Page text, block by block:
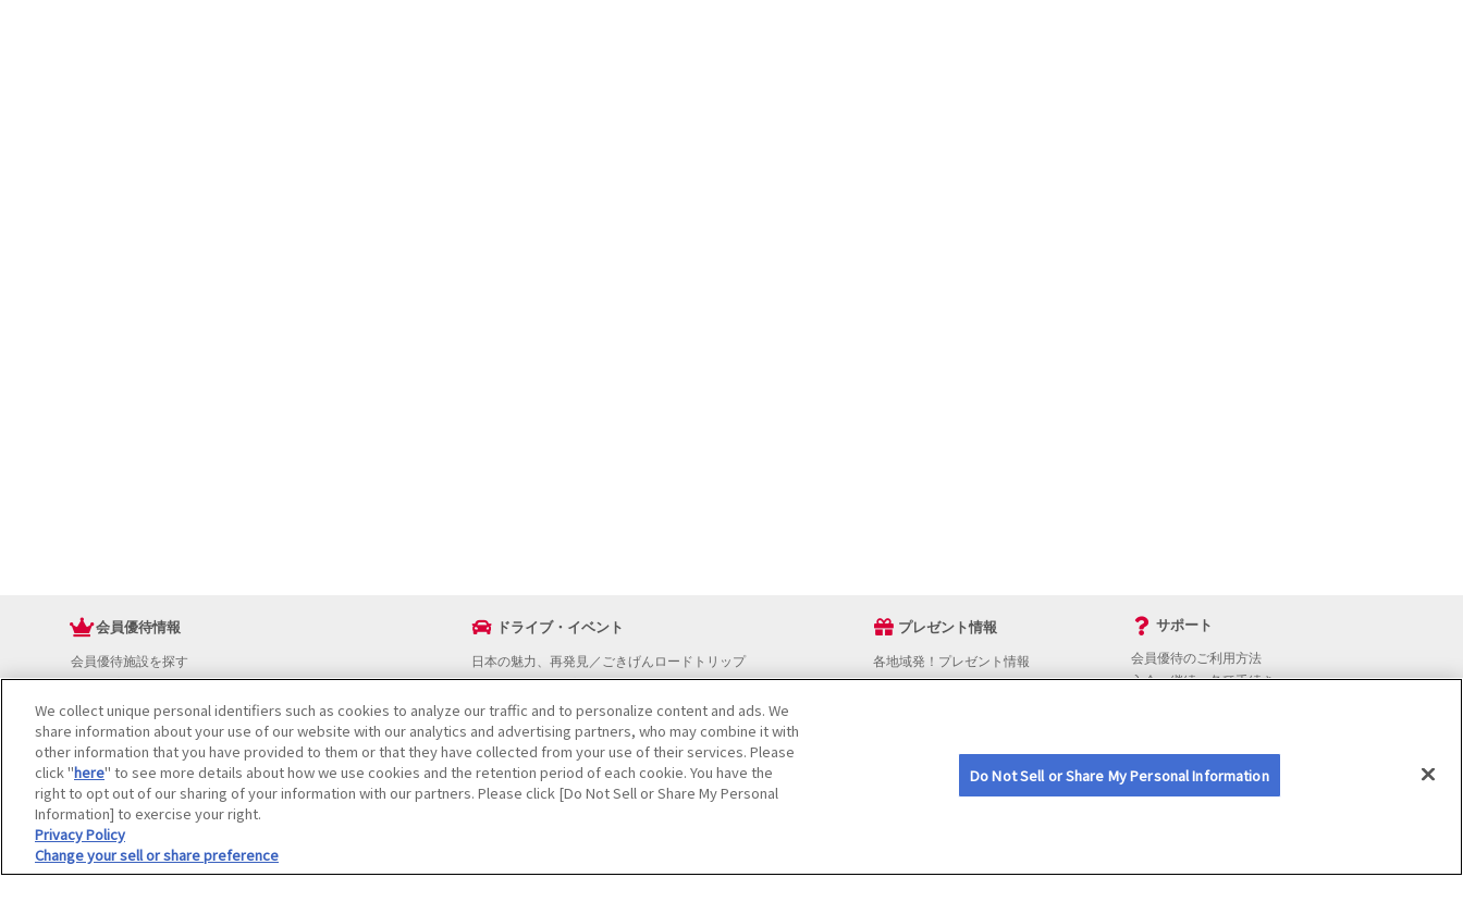
会員優待情報
会員優待施設を探す
JAFアプリ
新規優待施設
海外で使える会員優待サービス
JAFプレミアムサービス
JAFライフサポート
JAF Mate
冊子JAF Mate・JAF PLUS
ドライブ・イベント
日本の魅力、再発見／ごきげんロードトリップ
ドライブスタンプラリー
おでかけスポットを探す
ドライブコースを探す
イベントを探す
地図から探す
お役立ち情報
プレゼント情報
各地域発！プレゼント情報
サポート
会員優待のご利用方法
入会・継続・各種手続き
We collect unique personal identifiers such as cookies to analyze our traffic and to personalize content and ads. We
share information about your use of our website with our analytics and advertising partners, who may combine it with
other information that you have provided to them or that they have collected from your use of their services. Please
click "here" to see more details about how we use cookies and the retention period of each cookie. You have the
right to opt out of our sharing of your information with our partners. Please click [Do Not Sell or Share My Personal
Information] to exercise your right.
Privacy Policy
Change your sell or share preference
Do Not Sell or Share My Personal Information